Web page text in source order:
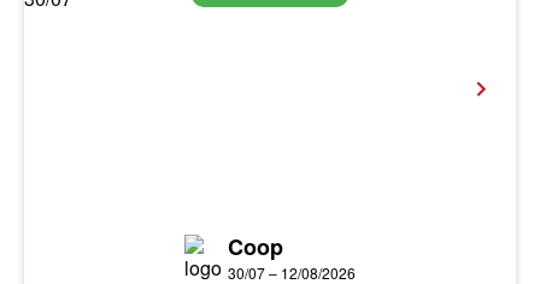
Coop
30/07 – 12/08/2026